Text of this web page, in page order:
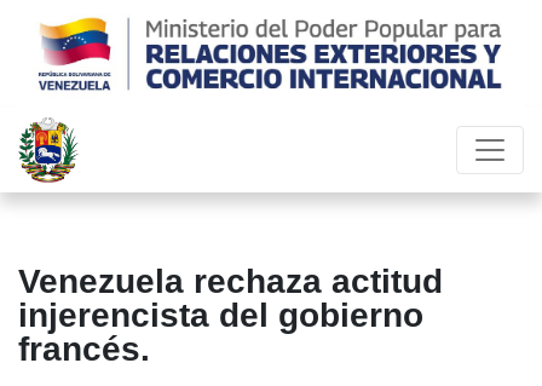
Venezuela rechaza actitud
injerencista del gobierno
francés.